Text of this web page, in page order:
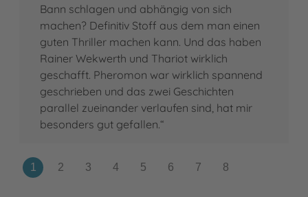
Bann schlagen und abhängig von sich
machen? Definitiv Stoff aus dem man einen
guten Thriller machen kann. Und das haben
Rainer Wekwerth und Thariot wirklich
geschafft. Pheromon war wirklich spannend
geschrieben und das zwei Geschichten
parallel zueinander verlaufen sind, hat mir
besonders gut gefallen.“